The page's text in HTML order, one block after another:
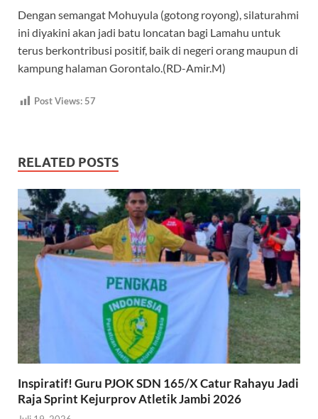
Dengan semangat Mohuyula (gotong royong), silaturahmi
ini diyakini akan jadi batu loncatan bagi Lamahu untuk
terus berkontribusi positif, baik di negeri orang maupun di
kampung halaman Gorontalo.(RD-Amir.M)
Post Views: 57
RELATED POSTS
Inspiratif! Guru PJOK SDN 165/X Catur Rahayu Jadi
Raja Sprint Kejurprov Atletik Jambi 2026